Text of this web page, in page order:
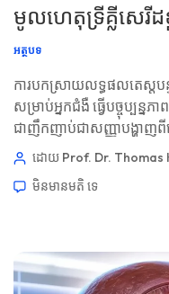
មូលហេតុទ្រីគ្លីសេរីដ
អត្ថបទ
ការបកស្រាយលទ្ធផលតេស្តបន្
សម្រាប់អ្នកជំងឺ ធ្វើបច្ចុប្បន្ន
ជាញឹកញាប់ជាសញ្ញាបង្ហាញ
កាត់ទោស។ លំនាំនៅជុំវិញវា ប្
កាលពីយប់មិញ ឬភាពធន់នឹងអ
ការគ្រប់គ្រងជាតិខ្លាញ់ដែលទ
ដោយ Prof. Dr. Thomas
មិនមាន​មតិ​ ទេ